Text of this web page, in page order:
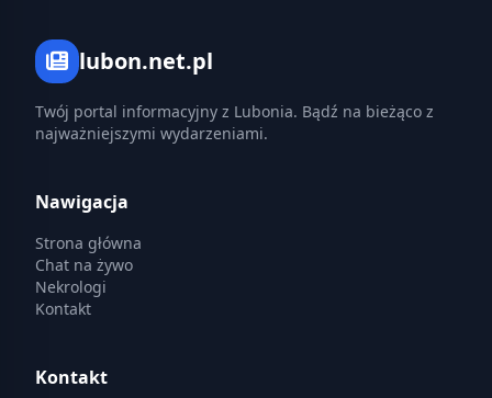
lubon.net.pl
Twój portal informacyjny z Lubonia. Bądź na bieżąco z
najważniejszymi wydarzeniami.
Nawigacja
Strona główna
Chat na żywo
Nekrologi
Kontakt
Kontakt